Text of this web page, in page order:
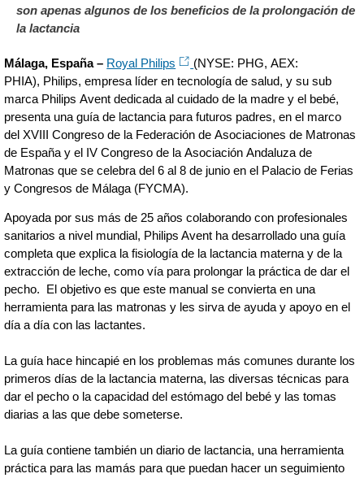
son apenas algunos de los beneficios de la prolongación de
la lactancia
Málaga, España – Royal Philips
(NYSE: PHG, AEX:
PHIA), Philips, empresa líder en tecnología de salud, y su sub
marca Philips Avent dedicada al cuidado de la madre y el bebé,
presenta una guía de lactancia para futuros padres, en el marco
del XVIII Congreso de la Federación de Asociaciones de Matronas
de España y el IV Congreso de la Asociación Andaluza de
Matronas que se celebra del 6 al 8 de junio en el Palacio de Ferias
y Congresos de Málaga (FYCMA).
Apoyada por sus más de 25 años colaborando con profesionales
sanitarios a nivel mundial, Philips Avent ha desarrollado una guía
completa que explica la fisiología de la lactancia materna y de la
extracción de leche, como vía para prolongar la práctica de dar el
pecho. El objetivo es que este manual se convierta en una
herramienta para las matronas y les sirva de ayuda y apoyo en el
día a día con las lactantes.
La guía hace hincapié en los problemas más comunes durante los
primeros días de la lactancia materna, las diversas técnicas para
dar el pecho o la capacidad del estómago del bebé y las tomas
diarias a las que debe someterse.
La guía contiene también un diario de lactancia, una herramienta
práctica para las mamás para que puedan hacer un seguimiento